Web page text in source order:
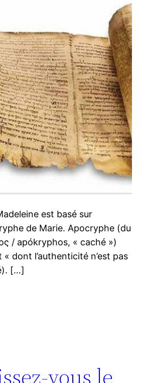
est basé sur
de Marie. Apocryphe (du
/ apókryphos, « caché »)
dont l’authenticité n’est pas
[…]